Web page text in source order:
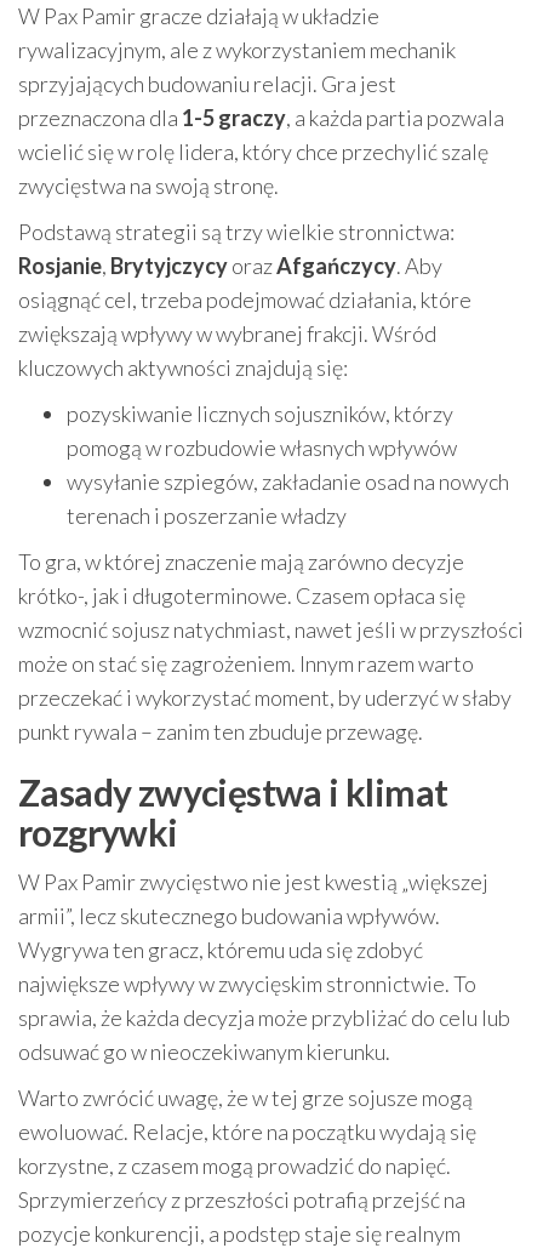
W Pax Pamir gracze działają w układzie
rywalizacyjnym, ale z wykorzystaniem mechanik
sprzyjających budowaniu relacji. Gra jest
przeznaczona dla 1-5 graczy, a każda partia pozwala
wcielić się w rolę lidera, który chce przechylić szalę
zwycięstwa na swoją stronę.
Podstawą strategii są trzy wielkie stronnictwa:
Rosjanie, BrytyjczycyorazAfgańczycy. Aby
osiągnąć cel, trzeba podejmować działania, które
zwiększają wpływy w wybranej frakcji. Wśród
kluczowych aktywności znajdują się:
pozyskiwanie licznych sojuszników, którzy
pomogą w rozbudowie własnych wpływów
wysyłanie szpiegów, zakładanie osad na nowych
terenach i poszerzanie władzy
To gra, w której znaczenie mają zarówno decyzje
krótko-, jak i długoterminowe. Czasem opłaca się
wzmocnić sojusz natychmiast, nawet jeśli w przyszłości
może on stać się zagrożeniem. Innym razem warto
przeczekać i wykorzystać moment, by uderzyć w słaby
punkt rywala – zanim ten zbuduje przewagę.
Zasady zwycięstwa i klimat
rozgrywki
W Pax Pamir zwycięstwo nie jest kwestią „większej
armii”, lecz skutecznego budowania wpływów.
Wygrywa ten gracz, któremu uda się zdobyć
największe wpływy w zwycięskim stronnictwie. To
sprawia, że każda decyzja może przybliżać do celu lub
odsuwać go w nieoczekiwanym kierunku.
Warto zwrócić uwagę, że w tej grze sojusze mogą
ewoluować. Relacje, które na początku wydają się
korzystne, z czasem mogą prowadzić do napięć.
Sprzymierzeńcy z przeszłości potrafią przejść na
pozycje konkurencji, a podstęp staje się realnym